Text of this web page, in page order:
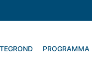
PROGRAMMA